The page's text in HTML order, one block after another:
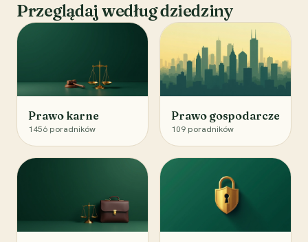
Przeglądaj według dziedziny
Prawo karne
1456 poradników
Prawo gospodarcze
109 poradników